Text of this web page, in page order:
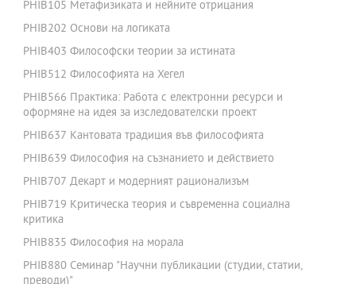
PHIB105 Метафизиката и нейните отрицания
PHIB202 Основи на логиката
PHIB403 Философски теории за истината
PHIB512 Философията на Хегел
PHIB566 Практика: Работа с електронни ресурси и
оформяне на идея за изследователски проект
PHIB637 Кантовата традиция във философията
PHIB639 Философия на съзнанието и действието
PHIB707 Декарт и модерният рационализъм
PHIB719 Критическа теория и съвременна социална
критика
PHIB835 Философия на морала
PHIB880 Семинар "Научни публикации (студии, статии,
преводи)"